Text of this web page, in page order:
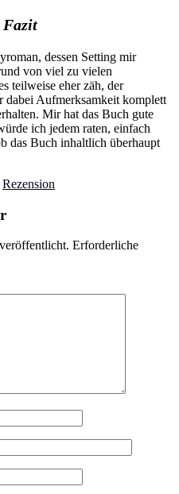
dessen Setting mir
von viel zu vielen
teilweise eher zäh, der
Aufmerksamkeit komplett
Mir hat das Buch gute
ich jedem raten, einfach
das Buch inhaltlich überhaupt
Rezension
Erforderliche